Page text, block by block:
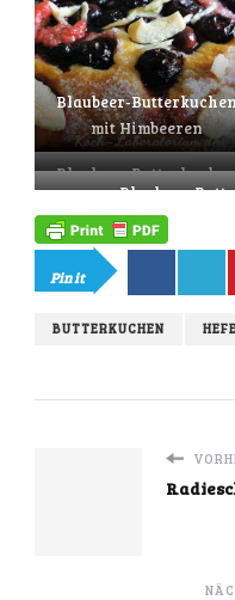
Blaubeer-
mit Himbeeren
Blaubeer-
Blaubeer-
Pin it
BUTTERKUCHEN